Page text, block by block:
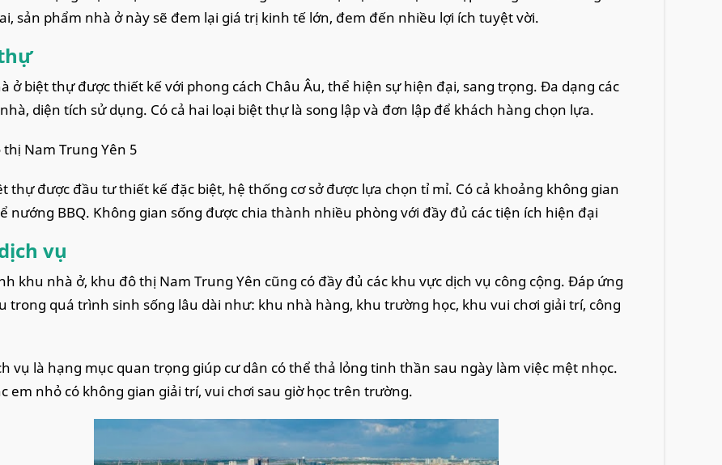
sản phẩm nhà ở này sẽ đem lại giá trị kinh tế lớn, đem đến nhiều lợi ích tuyệt vời.
ở biệt thự được thiết kế với phong cách Châu Âu, thể hiện sự hiện đại, sang trọng. Đa dạng các
diện tích sử dụng. Có cả hai loại biệt thự là song lập và đơn lập để khách hàng chọn lựa.
Nam Trung Yên 5
thự được đầu tư thiết kế đặc biệt, hệ thống cơ sở được lựa chọn tỉ mỉ. Có cả khoảng không gian
nướng BBQ. Không gian sống được chia thành nhiều phòng với đầy đủ các tiện ích hiện đại
vụ
khu nhà ở, khu đô thị Nam Trung Yên cũng có đầy đủ các khu vực dịch vụ công cộng. Đáp ứng
trong quá trình sinh sống lâu dài như: khu nhà hàng, khu trường học, khu vui chơi giải trí, công
vụ là hạng mục quan trọng giúp cư dân có thể thả lỏng tinh thần sau ngày làm việc mệt nhọc.
em nhỏ có không gian giải trí, vui chơi sau giờ học trên trường.